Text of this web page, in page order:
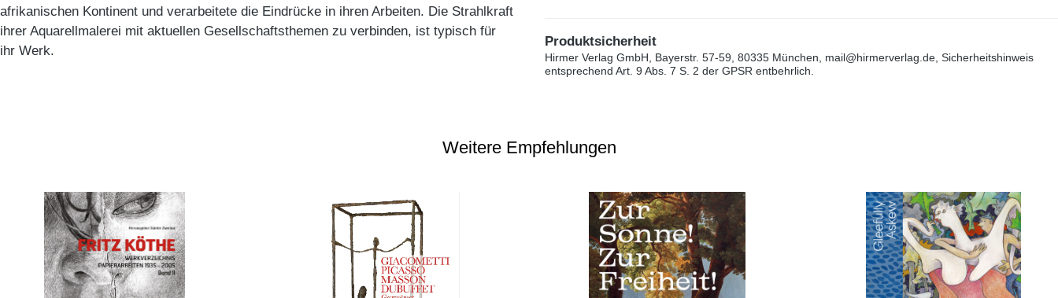
afrikanischen Kontinent und verarbeitete die Eindrücke in ihren Arbeiten. Die Strahlkraft
ihrer Aquarellmalerei mit aktuellen Gesellschaftsthemen zu verbinden, ist typisch für
ihr Werk.
Produktsicherheit
Hirmer Verlag GmbH, Bayerstr. 57-59, 80335 München, mail@hirmerverlag.de, Sicherheitshinweis
entsprechend Art. 9 Abs. 7 S. 2 der GPSR entbehrlich.
Weitere Empfehlungen